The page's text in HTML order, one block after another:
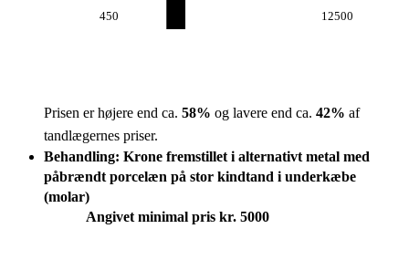
450 12500
Prisen er højere end ca. 58% og lavere end ca. 42% af
tandlægernes priser.
Behandling: Krone fremstillet i alternativt metal med
påbrændt porcelæn på stor kindtand i underkæbe
(molar)
Angivet minimal pris kr. 5000